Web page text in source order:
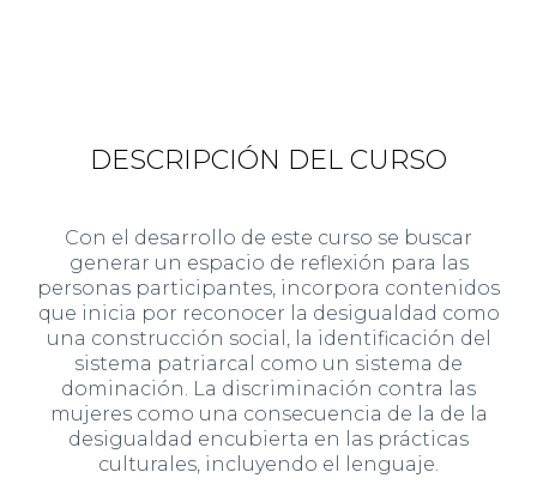
DESCRIPCIÓN DEL CURSO
Con el desarrollo de este curso se buscar
generar un espacio de reflexión para las
personas participantes, incorpora contenidos
que inicia por reconocer la desigualdad como
una construcción social, la identificación del
sistema patriarcal como un sistema de
dominación. La discriminación contra las
mujeres como una consecuencia de la de la
desigualdad encubierta en las prácticas
culturales, incluyendo el lenguaje.